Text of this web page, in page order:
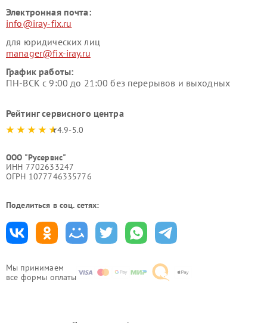
Мы принимаем
все формы оплаты
Электронная почта:
info@iray-fix.ru
для юридических лиц
manager@fix-iray.ru
График работы:
ПН-ВСК с 9:00 до 21:00 без перерывов и выходных
Рейтинг сервисного центра
4.9-5.0
ООО "Русервис"
ИНН 7702633247
ОГРН 1077746335776
Поделиться в соц. сетях: